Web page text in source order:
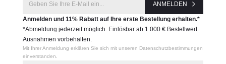
ANMELDEN
Anmelden und 11% Rabatt auf Ihre erste Bestellung erhalten.*
*Abmeldung jederzeit möglich. Einlösbar ab 1.000 € Bestellwert.
Ausnahmen vorbehalten.
Mit Ihrer Anmeldung erklären Sie sich mit unseren Datenschutzbestimmungen
einverstanden.